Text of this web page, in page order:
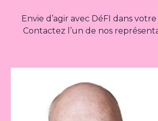
Envie d’agir avec DéFI dans
Contactez l’un de nos